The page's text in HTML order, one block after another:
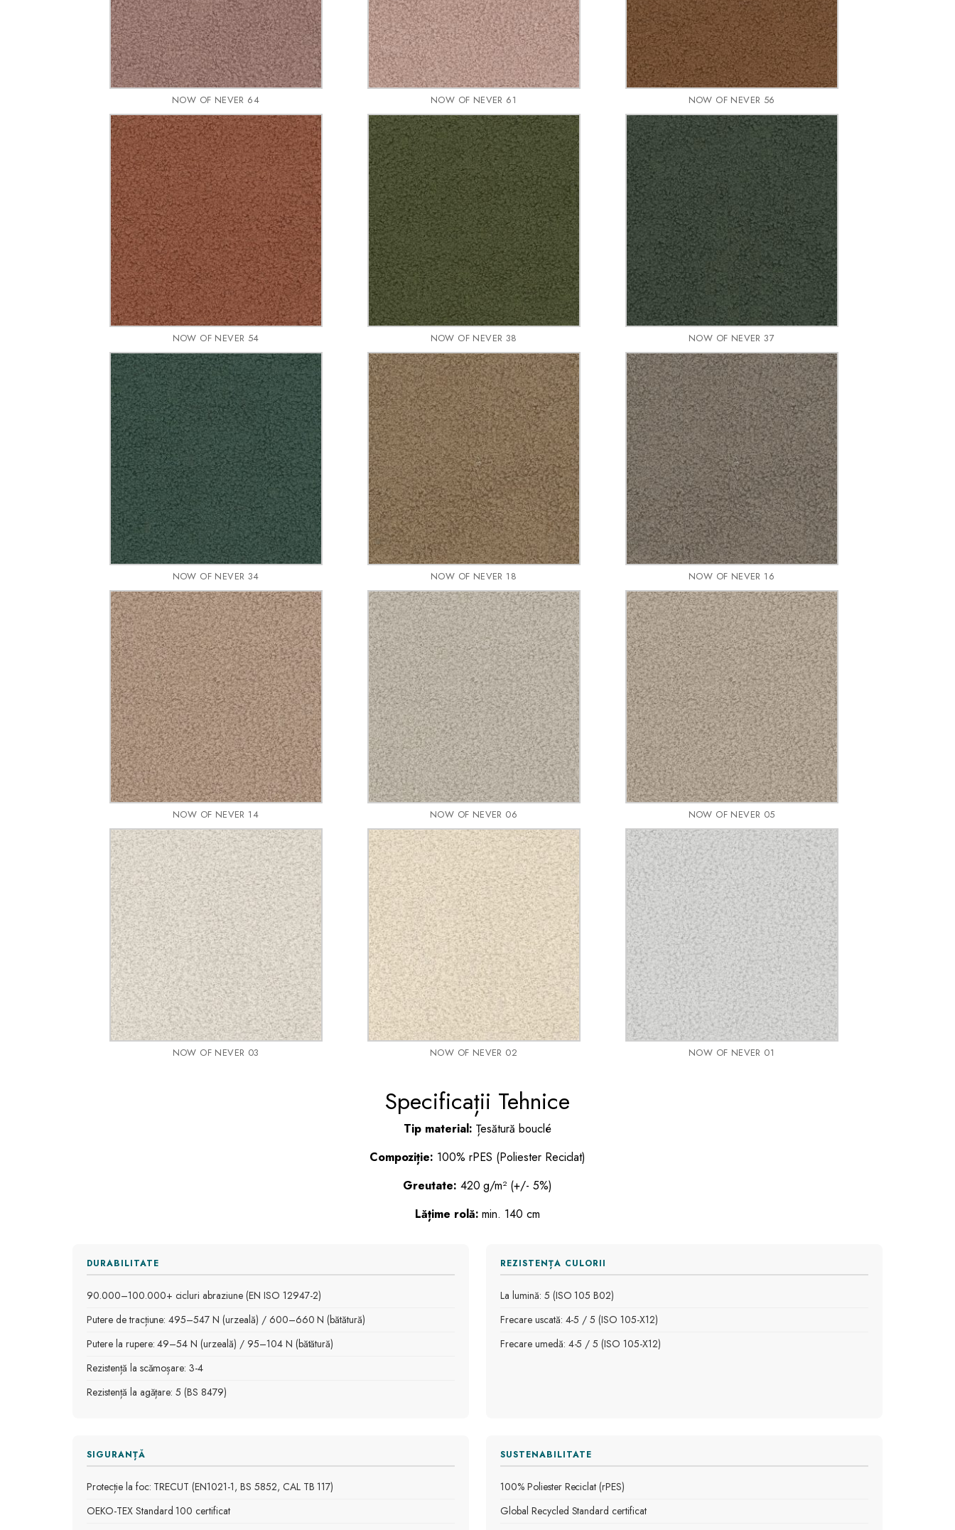
NOW OF NEVER 64 NOW OF NEVER 61 NOW OF NEVER 56
NOW OF NEVER 54 NOW OF NEVER 38 NOW OF NEVER 37
NOW OF NEVER 34 NOW OF NEVER 18 NOW OF NEVER 16
NOW OF NEVER 14 NOW OF NEVER 06 NOW OF NEVER 05
NOW OF NEVER 03 NOW OF NEVER 02 NOW OF NEVER 01
Specificații Tehnice
Tip material: Țesătură bouclé
Compoziție: 100% rPES (Poliester Reciclat)
Greutate: 420 g/m² (+/- 5%)
Lățime rolă: min. 140 cm
DURABILITATE
90.000–100.000+ cicluri abraziune (EN ISO 12947-2)
Putere de tracțiune: 495–547 N (urzeală) / 600–660 N (bătătură)
Putere la rupere: 49–54 N (urzeală) / 95–104 N (bătătură)
Rezistență la scămoșare: 3-4
Rezistență la agățare: 5 (BS 8479)
REZISTENȚA CULORII
La lumină: 5 (ISO 105 B02)
Frecare uscată: 4-5 / 5 (ISO 105-X12)
Frecare umedă: 4-5 / 5 (ISO 105-X12)
SIGURANȚĂ
Protecție la foc: TRECUT (EN1021-1, BS 5852, CAL TB 117)
OEKO-TEX Standard 100 certificat
SUSTENABILITATE
100% Poliester Reciclat (rPES)
Global Recycled Standard certificat